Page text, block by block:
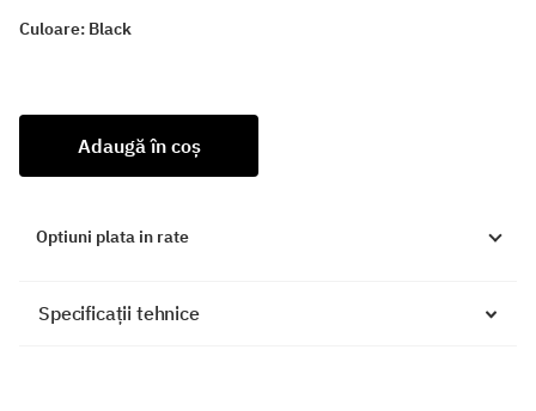
Culoare: Black
Adaugă în coș
Optiuni plata in rate
Specificații tehnice